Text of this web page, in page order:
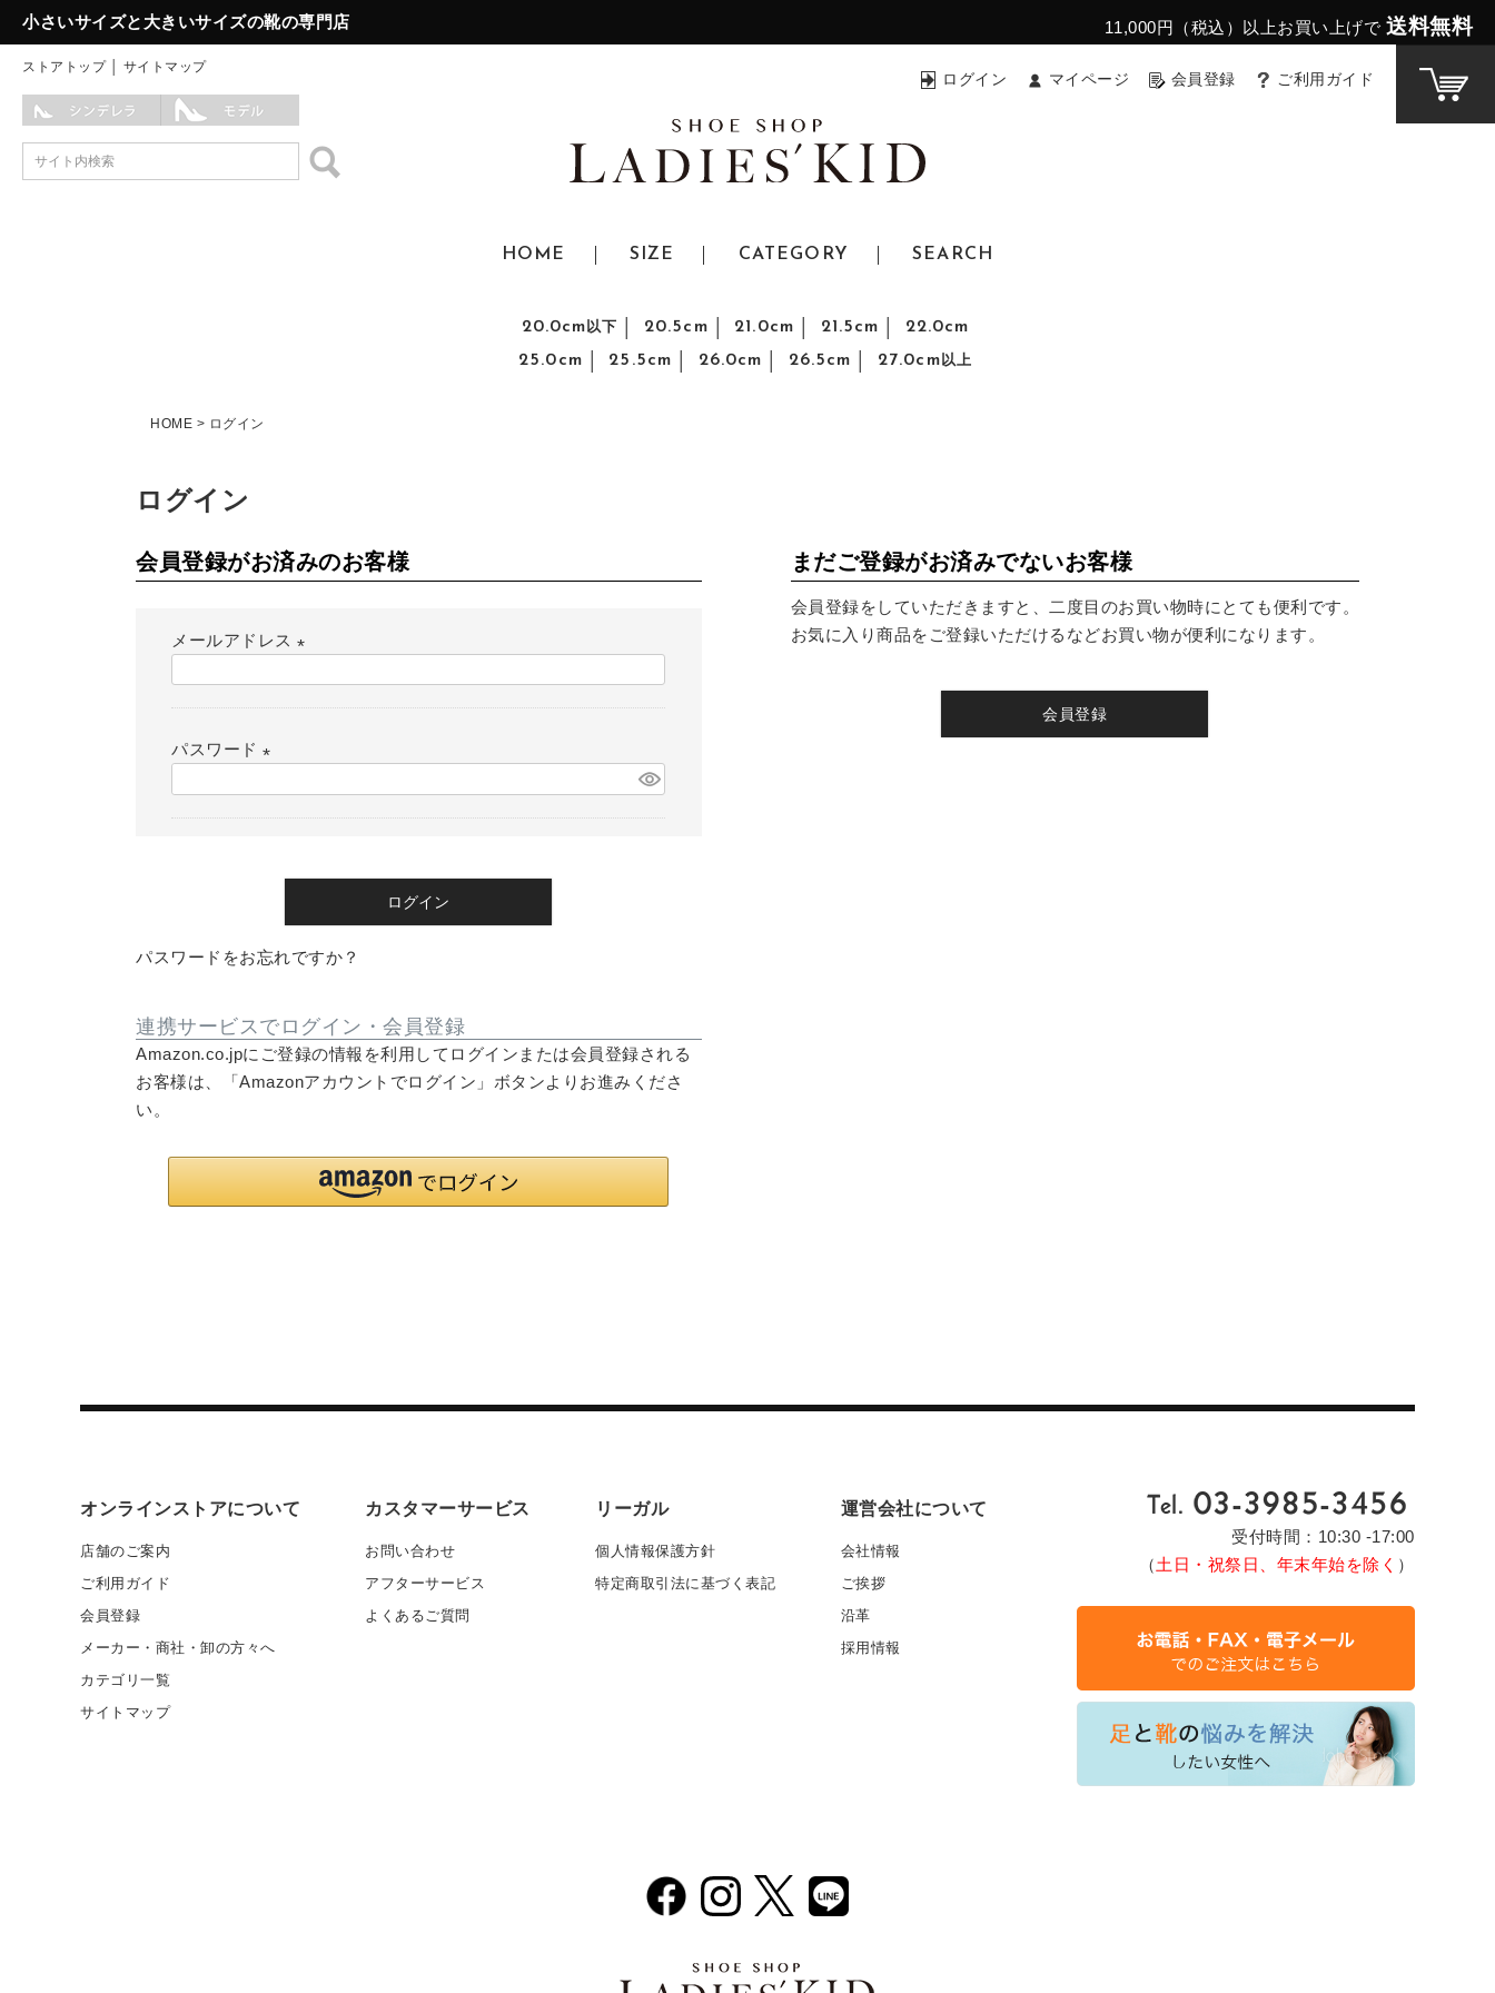
小さいサイズと大きいサイズの靴の専門店 11,000円（税込）以上お買い上げで 送料無料
ストアトップ│ サイトマップ
ログイン マイページ 会員登録 ご利用ガイド
HOME SIZE CATEGORY SEARCH
20.0cm以下 20.5cm 21.0cm 21.5cm
22.0cm
25.0cm
25.5cm 26.0cm 26.5cm 27.0cm以上
HOME ログイン
ログイン
会員登録がお済みのお客様
メールアドレス
必
)
パスワード
必
ログイン
パスワードをお忘れですか？
連携サービスでログイン・会員登録
Amazon.co.jpにご登録の情報を利用してログインまたは会員登録される
お客様は、「Amazonアカウントでログイン」ボタンよりお進みくださ
い。
まだご登録がお済みでないお客様
会員登録をしていただきますと、二度目のお買い物時にとても便利です。
お気に入り商品をご登録いただけるなどお買い物が便利になります。
会員登録
オンラインストアについて
店舗のご案内
ご利用ガイド
会員登録
メーカー・商社・卸の方々へ
カテゴリ一覧
サイトマップ
カスタマーサービス
お問い合わせ
アフターサービス
よくあるご質問
リーガル
個人情報保護方針
特定商取引法に基づく表記
運営会社について
会社情報
ご挨拶
沿革
採用情報
受付時間：10:30 -17:00
（土日・祝祭日、年末年始を除く ）